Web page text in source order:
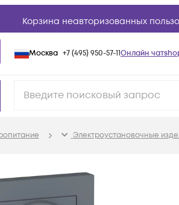
Корзина неавторизованных
Москва +7 (495) 950-57-11Онлайн чат
Электроустановочные